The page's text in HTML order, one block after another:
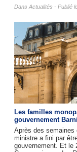
Dans Actualités - Publié
Les familles
gouvernement
Après des semaines
ministre a fini par
gouvernement. Et le